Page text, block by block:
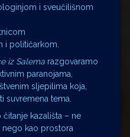
i sveučilišnom
i političarkom.
iz Salema razgovaramo
paranojama,
sljepilima koja,
suvremena tema.
kazališta – ne
kao prostora